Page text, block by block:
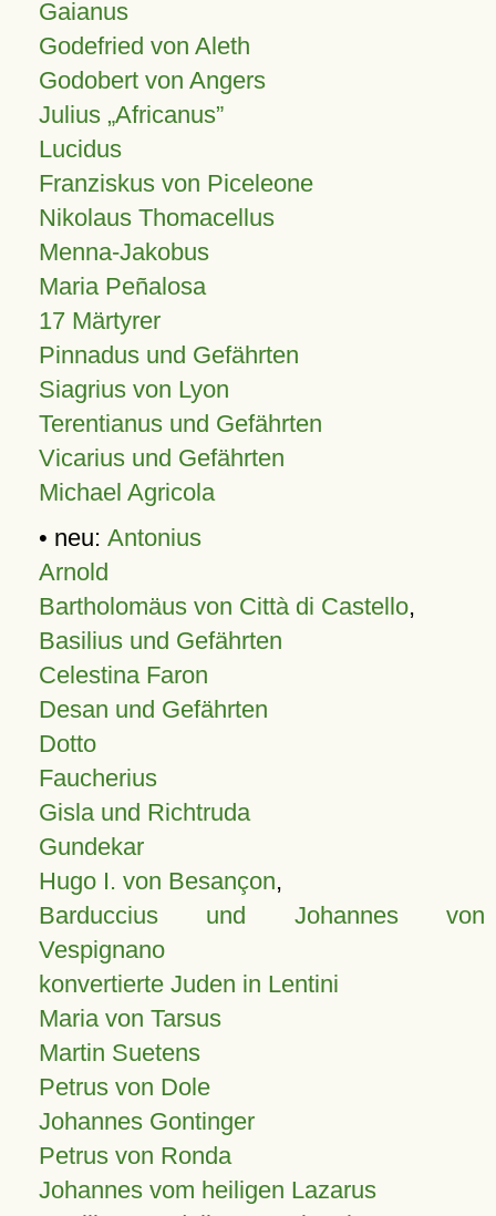
Gaianus
Godefried von Aleth
Godobert von Angers
Julius Africanus
Lucidus
Franziskus von Piceleone
Nikolaus Thomacellus
Menna-Jakobus
Maria Peñalosa
17 Märtyrer
Pinnadus und Gefährten
Siagrius von Lyon
Terentianus und Gefährten
Vicarius und Gefährten
Michael Agricola
• neu: Antonius
Arnold
Bartholomäus von Città di Castello,
Basilius und Gefährten
Celestina Faron
Desan und Gefährten
Dotto
Faucherius
Gisla und Richtruda
Gundekar
Hugo I. von Besançon,
Barduccius und Johannes von
Vespignano
konvertierte Juden in Lentini
Maria von Tarsus
Martin Suetens
Petrus von Dole
Johannes Gontinger
Petrus von Ronda
Johannes vom heiligen Lazarus